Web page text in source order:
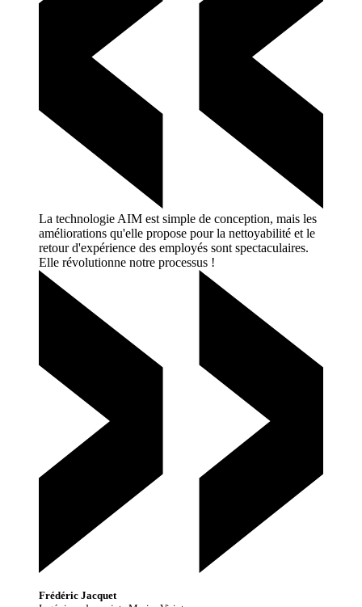
La technologie AIM est simple de conception, mais les
améliorations qu'elle propose pour la nettoyabilité et le
retour d'expérience des employés sont spectaculaires.
Elle révolutionne notre processus !
Frédéric Jacquet